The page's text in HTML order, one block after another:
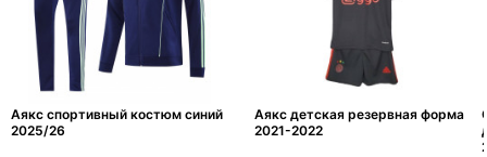
Аякс спортивный костюм синий
2025/26
Аякс детская резервная форма
2021-2022